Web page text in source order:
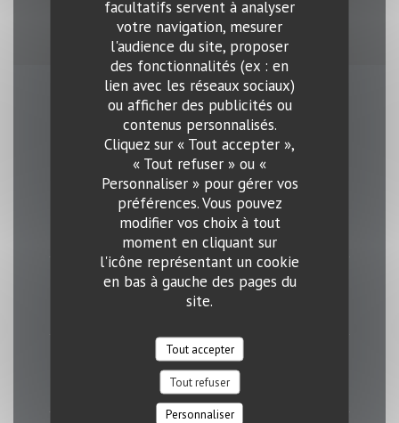
facultatifs servent à analyser
votre navigation, mesurer
l'audience du site, proposer
des fonctionnalités (ex : en
lien avec les réseaux sociaux)
ou afficher des publicités ou
contenus personnalisés.
Cliquez sur « Tout accepter »,
« Tout refuser » ou «
Personnaliser » pour gérer vos
préférences. Vous pouvez
modifier vos choix à tout
moment en cliquant sur
l'icône représentant un cookie
en bas à gauche des pages du
site.
Tout accepter
Tout refuser
Personnaliser
Express
Horaires
Lundi
11h30 - 14h00 • 18h00 - 23h00
Mar- Jeu
11h30 - 23h00
Vendredi
11h30 - 01h00